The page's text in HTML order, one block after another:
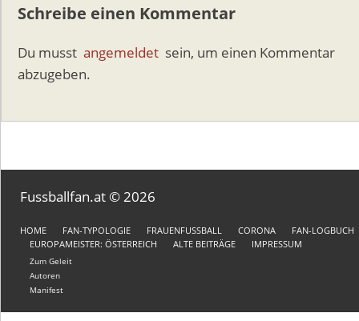
Schreibe einen Kommentar
Du musst angemeldet sein, um einen Kommentar
abzugeben.
Fussballfan.at © 2026
HOME FAN-TYPOLOGIE FRAUENFUSSBALL CORONA
FAN-LOGBUCH
EUROPAMEISTER: ÖSTERREICH
Zum Geleit
Autoren
Manifest
ALTE BEITRÄGE IMPRESSUM